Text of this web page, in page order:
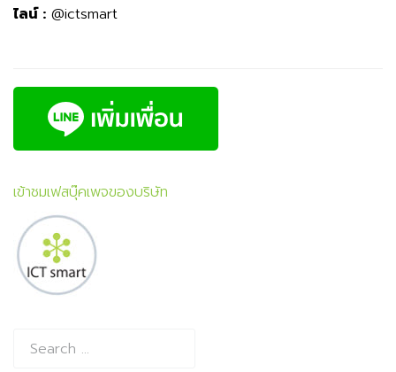
ไลน์ : @ictsmart
เข้าชมเฟสบุ๊คเพจของบริษัท